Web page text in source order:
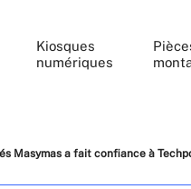
Kiosques
numériques
Masymas a fait confiance à